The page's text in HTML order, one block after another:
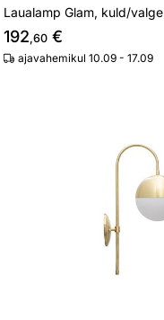
Laualamp Glam, kuld/valge
192,60 €
ajavahemikul 10.09 - 17.09